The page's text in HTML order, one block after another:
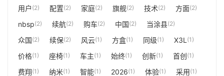
用户 (2) 配置(2) 家庭(2) 旗舰(2) 技术(2) 方面(2)
nbsp(2) 续航(2) 购车(2) 中国(2) 当涂县(2)
众国(2) 续保(2) 风云(1) 方盒(1) 同级(1) X3L (1)
价格(1) 座椅(1) 车主(1) 始终(1) 创新(1) 首创(1)
费翔(1) 纳米(1) 智能(1) 2026(1) 体验(1) 采用(1)